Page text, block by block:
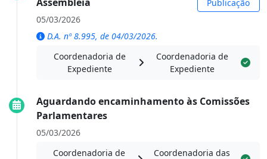
Publicação
05/03/2026
D.A. nº 8.995, de 04/03/2026.
Coordenadoria de
Expediente
Coordenadoria de
Expediente
Aguardando encaminhamento às Comissões
Parlamentares
05/03/2026
Coordenadoria de
Coordenadoria das